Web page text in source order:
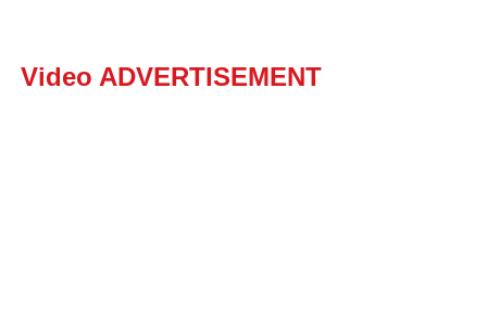
Video ADVERTISEMENT